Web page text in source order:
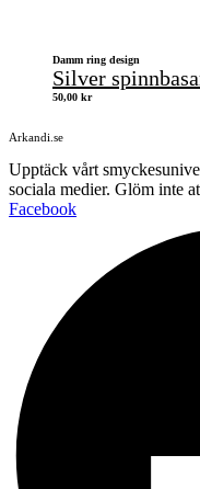
Damm ring design
Silver
50,00 kr
Arkandi.se
Upptäck vårt
sociala medier. Glöm inte
Facebook